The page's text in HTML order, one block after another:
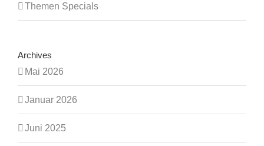
Themen Specials
Archives
Mai 2026
Januar 2026
Juni 2025